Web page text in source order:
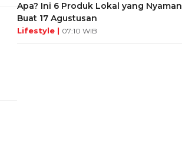
Apa? Ini 6 Produk Lokal yang Nyaman
Buat 17 Agustusan
Lifestyle | 07:10 WIB